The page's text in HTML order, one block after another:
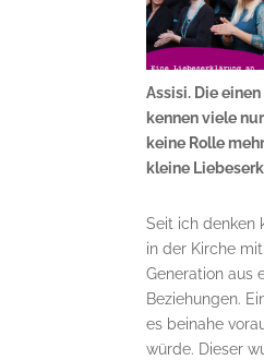
Assisi. Die
kennen viele
keine Rolle
kleine
Seit ich denken
in der Kirche
Generation aus
Beziehungen.
es beinahe
würde. Dieser